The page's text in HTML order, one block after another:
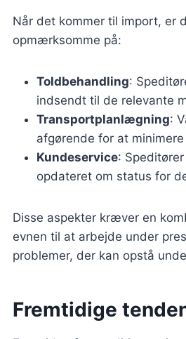
Når det kommer til import, er
opmærksomme på:
Toldbehandling:
indsendt til de relevante
Transportplanlægning:
afgørende for at
Kundeservice:
opdateret om status for
Disse aspekter kræver en
evnen til at arbejde under
problemer, der kan opstå
Fremtidige